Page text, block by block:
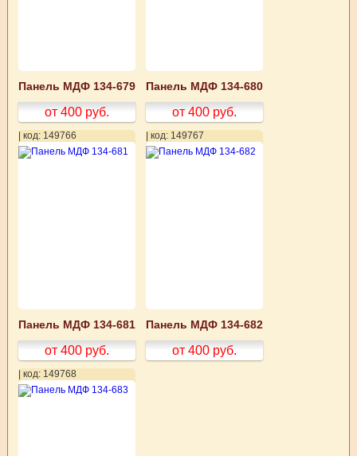
Панель МДФ 134-679
от 400 руб.
Панель МДФ 134-680
от 400 руб.
| код: 149766
Панель МДФ 134-681
от 400 руб.
| код: 149767
Панель МДФ 134-682
от 400 руб.
| код: 149768